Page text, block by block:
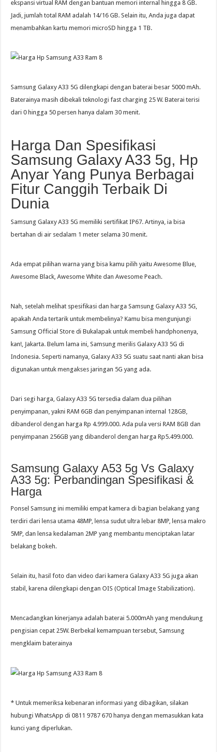
ekspansi virtual RAM dengan bantuan memori internal hingga 8 GB.
Jadi, jumlah total RAM adalah 14/16 GB. Selain itu, Anda juga dapat
menambahkan kartu memori microSD hingga 1 TB.
Samsung Galaxy A33 5G dilengkapi dengan baterai besar 5000 mAh.
Baterainya masih dibekali teknologi fast charging 25 W. Baterai terisi
dari 0 hingga 50 persen hanya dalam 30 menit.
Harga Dan Spesifikasi
Samsung Galaxy A33 5g, Hp
Anyar Yang Punya Berbagai
Fitur Canggih Terbaik Di
Dunia
Samsung Galaxy A33 5G memiliki sertifikat IP67. Artinya, ia bisa
bertahan di air sedalam 1 meter selama 30 menit.
Ada empat pilihan warna yang bisa kamu pilih yaitu Awesome Blue,
Awesome Black, Awesome White dan Awesome Peach.
Nah, setelah melihat spesifikasi dan harga Samsung Galaxy A33 5G,
apakah Anda tertarik untuk membelinya? Kamu bisa mengunjungi
Samsung Official Store di Bukalapak untuk membeli handphonenya,
kan!, Jakarta. Belum lama ini, Samsung merilis Galaxy A33 5G di
Indonesia. Seperti namanya, Galaxy A33 5G suatu saat nanti akan bisa
digunakan untuk mengakses jaringan 5G yang ada.
Dari segi harga, Galaxy A33 5G tersedia dalam dua pilihan
penyimpanan, yakni RAM 6GB dan penyimpanan internal 128GB,
dibanderol dengan harga Rp 4.999.000. Ada pula versi RAM 8GB dan
penyimpanan 256GB yang dibanderol dengan harga Rp5.499.000.
Samsung Galaxy A53 5g Vs Galaxy
A33 5g: Perbandingan Spesifikasi &
Harga
Ponsel Samsung ini memiliki empat kamera di bagian belakang yang
terdiri dari lensa utama 48MP, lensa sudut ultra lebar 8MP, lensa makro
5MP, dan lensa kedalaman 2MP yang membantu menciptakan latar
belakang bokeh.
Selain itu, hasil foto dan video dari kamera Galaxy A33 5G juga akan
stabil, karena dilengkapi dengan OIS (Optical Image Stabilization).
Mencadangkan kinerjanya adalah baterai 5.000mAh yang mendukung
pengisian cepat 25W. Berbekal kemampuan tersebut, Samsung
mengklaim baterainya
* Untuk memeriksa kebenaran informasi yang dibagikan, silakan
hubungi WhatsApp di 0811 9787 670 hanya dengan memasukkan kata
kunci yang diperlukan.